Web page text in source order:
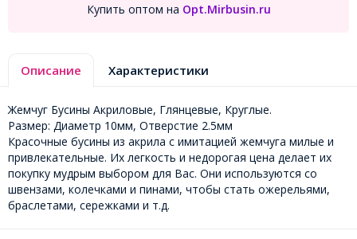
Купить оптом на Opt.Mirbusin.ru
Описание Характеристики
Жемчуг Бусины Акриловые, Глянцевые, Круглые.
Размер: Диаметр 10мм, Отверстие 2.5мм
Красочные бусины из акрила с имитацией жемчуга милые и
привлекательные. Их легкость и недорогая цена делает их
покупку мудрым выбором для Вас. Они используются со
швензами, колечками и пинами, чтобы стать ожерельями,
браслетами, сережками и т.д.